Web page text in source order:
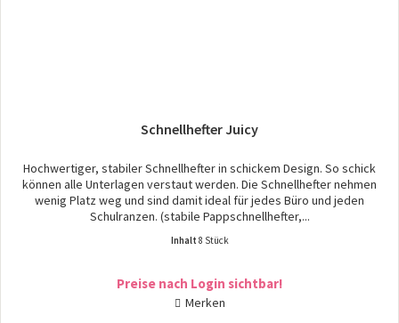
Schnellhefter Juicy
Hochwertiger, stabiler Schnellhefter in schickem Design. So schick
können alle Unterlagen verstaut werden. Die Schnellhefter nehmen
wenig Platz weg und sind damit ideal für jedes Büro und jeden
Schulranzen. (stabile Pappschnellhefter,...
Inhalt 8 Stück
Preise nach Login sichtbar!
Merken